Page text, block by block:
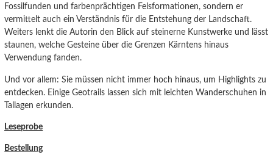
Fossilfunden und farbenprächtigen Felsformationen, sondern er
vermittelt auch ein Verständnis für die Entstehung der Landschaft.
Weiters lenkt die Autorin den Blick auf steinerne Kunstwerke und lässt
staunen, welche Gesteine über die Grenzen Kärntens hinaus
Verwendung fanden.
Und vor allem: Sie müssen nicht immer hoch hinaus, um Highlights zu
entdecken. Einige Geotrails lassen sich mit leichten Wanderschuhen in
Tallagen erkunden.
Leseprobe
Bestellung